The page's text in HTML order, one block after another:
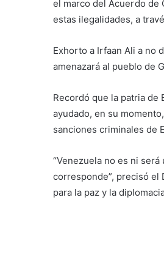
el marco del Acuerdo de
estas ilegalidades, a
Exhorto a Irfaan Ali a no
amenazará al pueblo de
Recordó que la patria de
ayudado, en su
sanciones criminales de
“Venezuela no es ni
corresponde”, precisó el
para la paz y la